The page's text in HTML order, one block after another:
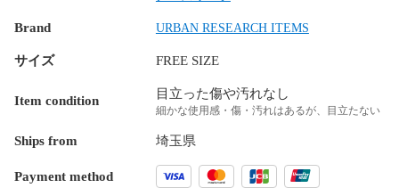
Brand URBAN RESEARCH ITEMS
サイズ FREE SIZE
Item condition 目立った傷や汚れなし
細かな使用感・傷・汚れはあるが、目立たない
Ships from 埼玉県
Payment method